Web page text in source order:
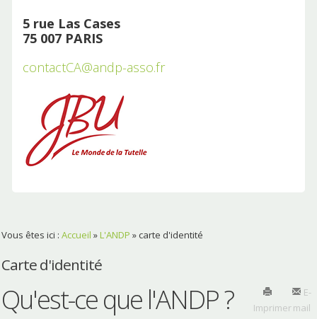
5 rue Las Cases
75 007 PARIS
contactCA@andp-asso.fr
Vous êtes ici : Accueil »L'ANDP » carte d'identité
Carte d'identité
Imprimer
E-
mail
Qu'est-ce que l'ANDP ?